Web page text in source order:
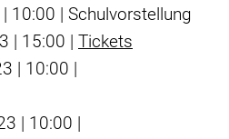
10:00 | Schulvorstellung
| 15:00 | Tickets
| 10:00 |
| 10:00 |